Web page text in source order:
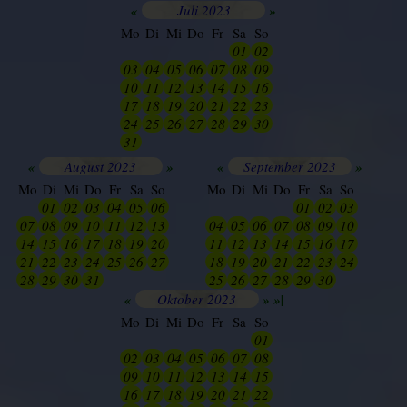
« Juli 2023 »
Mo Di Mi Do Fr Sa So
01 02
03 04 05 06 07 08 09
10 11 12 13 14 15 16
17 18 19 20 21 22 23
24 25 26 27 28 29 30
31
« August 2023 »
Mo Di Mi Do Fr Sa So
01 02 03 04 05 06
07 08 09 10 11 12 13
14 15 16 17 18 19 20
21 22 23 24 25 26 27
28 29 30 31
« September 2023 »
Mo Di Mi Do Fr Sa So
01 02 03
04 05 06 07 08 09 10
11 12 13 14 15 16 17
18 19 20 21 22 23 24
25 26 27 28 29 30
« Oktober 2023 » »|
Mo Di Mi Do Fr Sa So
01
02 03 04 05 06 07 08
09 10 11 12 13 14 15
16 17 18 19 20 21 22